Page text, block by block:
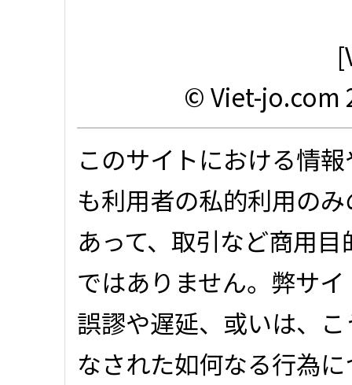
© Viet-jo.com
このサイトにおける情
も利用者の私的利用の
あって、取引など商用
ではありません。弊サ
誤謬や遅延、或いは、
なされた如何なる行為